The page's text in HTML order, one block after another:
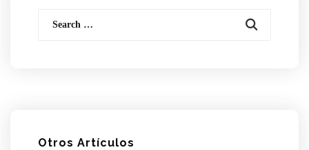
for:
Otros Artículos